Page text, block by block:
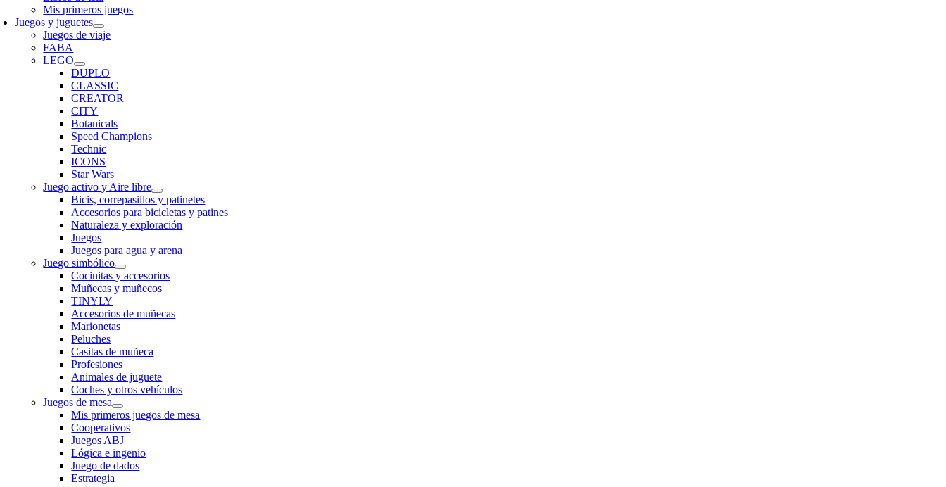
Mis primeros juegos
Juegos y juguetes
Juegos de viaje
FABA
LEGO
DUPLO
CLASSIC
CREATOR
CITY
Botanicals
Speed Champions
Technic
ICONS
Star Wars
Juego activo y Aire libre
Bicis, correpasillos y patinetes
Accesorios para bicicletas y patines
Naturaleza y exploración
Juegos
Juegos para agua y arena
Juego simbólico
Cocinitas y accesorios
Muñecas y muñecos
TINYLY
Accesorios de muñecas
Marionetas
Peluches
Casitas de muñeca
Profesiones
Animales de juguete
Coches y otros vehículos
Juegos de mesa
Mis primeros juegos de mesa
Cooperativos
Juegos ABJ
Lógica e ingenio
Juego de dados
Estrategia